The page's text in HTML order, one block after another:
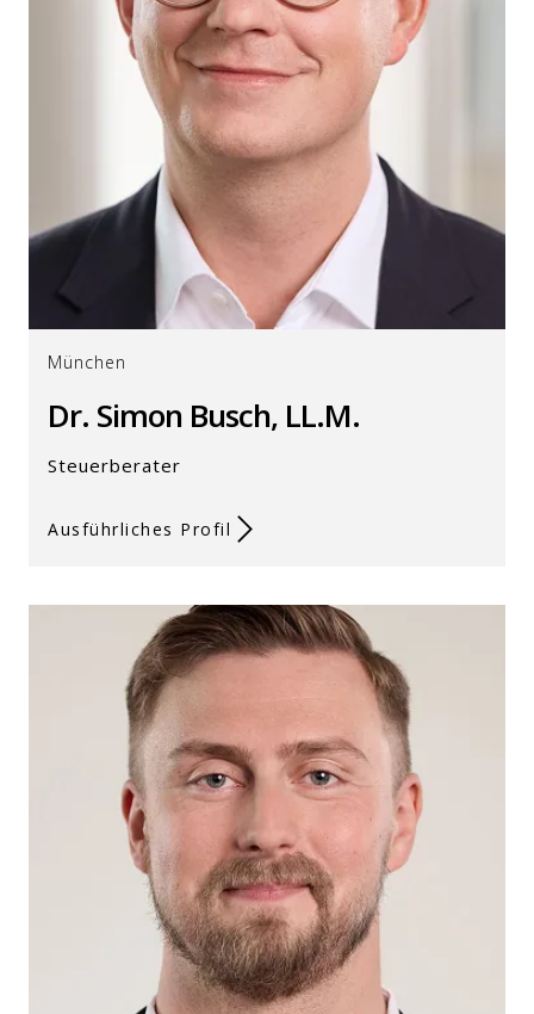
München
Dr. Simon Busch, LL.M.
Steuerberater
Ausführliches Profil